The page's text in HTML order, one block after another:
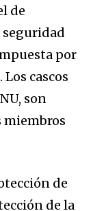
de
seguridad
por
cascos
son
miembros
de
de la